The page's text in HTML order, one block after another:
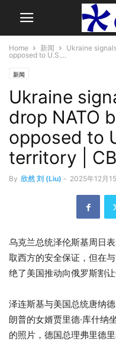
Home 新闻
Ukraine
opposed to U.S....
新闻
Ukraine
drop NATO
opposed to
territory |
By 欣然 刘 (Liu) - 2025年12月
乌克兰总统泽伦斯基周日
取西方的安全保证，但在
绝了美国推动向俄罗斯割让
泽连斯基与美国总统唐纳
朗普的女婿贾里德·库什纳
的照片，德国总理弗里德